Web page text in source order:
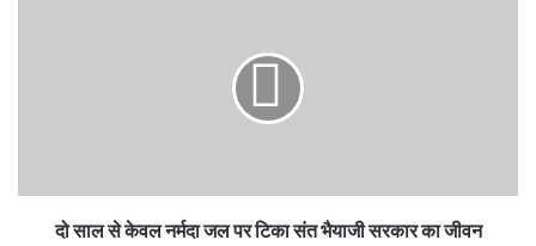
दो साल से केवल नर्मदा जल पर टिका संत भैयाजी सरकार का जीवन